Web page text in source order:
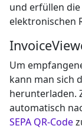
und erfüllen
elektronischen
Um
kann man sich
herunterladen.
automatisch
SEPA QR-Code